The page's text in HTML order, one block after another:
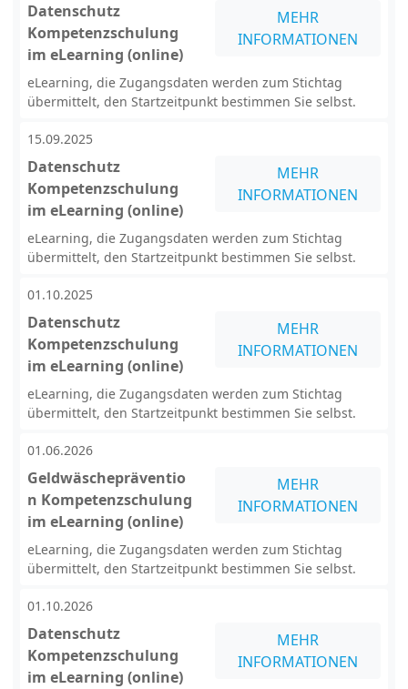
Datenschutz
Kompetenzschulung
im eLearning (online)
MEHR
INFORMATIONEN
eLearning, die Zugangsdaten werden zum Stichtag
übermittelt, den Startzeitpunkt bestimmen Sie selbst.
15.09.2025
Datenschutz
Kompetenzschulung
im eLearning (online)
MEHR
INFORMATIONEN
eLearning, die Zugangsdaten werden zum Stichtag
übermittelt, den Startzeitpunkt bestimmen Sie selbst.
01.10.2025
Datenschutz
Kompetenzschulung
im eLearning (online)
MEHR
INFORMATIONEN
eLearning, die Zugangsdaten werden zum Stichtag
übermittelt, den Startzeitpunkt bestimmen Sie selbst.
01.06.2026
Geldwäschepräventio
n Kompetenzschulung
im eLearning (online)
MEHR
INFORMATIONEN
eLearning, die Zugangsdaten werden zum Stichtag
übermittelt, den Startzeitpunkt bestimmen Sie selbst.
01.10.2026
Datenschutz
Kompetenzschulung
im eLearning (online)
MEHR
INFORMATIONEN